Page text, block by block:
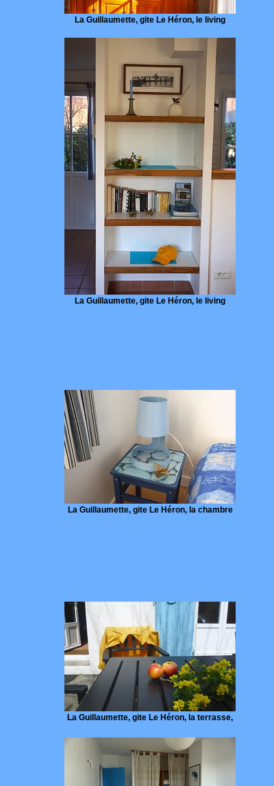
La Guillaumette, gite Le Héron, le living
La Guillaumette, gite Le Héron, le living
La Guillaumette, gite Le Héron, la chambre
La Guillaumette, gite Le Héron, la terrasse,